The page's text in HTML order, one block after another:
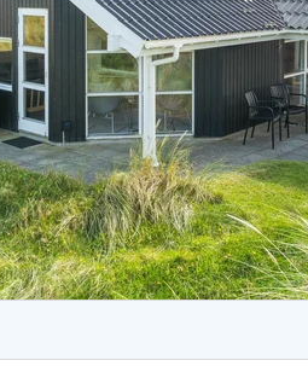
Sommerhuse i
Sommerhuse i
Sommerhuse i
Sommerhus på
Sommerhuse på
Sommerhuse i
Sommerhuse i
Sommerhuse i
Esmark VIP partnerfordeleFordele